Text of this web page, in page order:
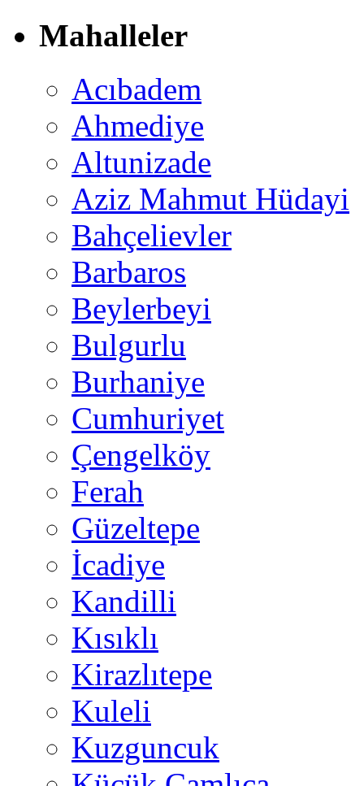
Mahalleler
Acıbadem
Ahmediye
Altunizade
Aziz Mahmut Hüdayi
Bahçelievler
Barbaros
Beylerbeyi
Bulgurlu
Burhaniye
Cumhuriyet
Çengelköy
Ferah
Güzeltepe
İcadiye
Kandilli
Kısıklı
Kirazlıtepe
Kuleli
Kuzguncuk